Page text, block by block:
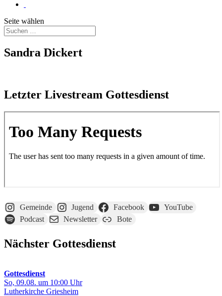
Seite wählen
Sandra Dickert
Letzter Livestream Gottesdienst
Gemeinde Jugend Facebook
YouTube
Podcast
Newsletter Bote
Nächster Gottesdienst
Gottesdienst
So, 09.08. um 10:00 Uhr
Lutherkirche Griesheim